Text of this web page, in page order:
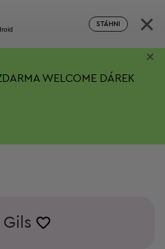
STÁHNI ×
WELCOME DÁREK
×
Gils